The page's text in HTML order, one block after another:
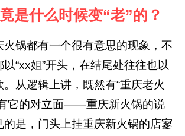
是什么时候变“老”的？
火锅都有一个很有意思的现象，不
“xx姐”开头，在结尾处往往也以
从逻辑上讲，既然有“重庆老火
它的对立面——重庆新火锅的说
的是，门头上挂重庆新火锅的店寥